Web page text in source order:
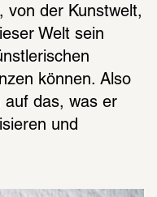
von der Kunstwelt,
Welt sein
können. Also
auf das, was er
und